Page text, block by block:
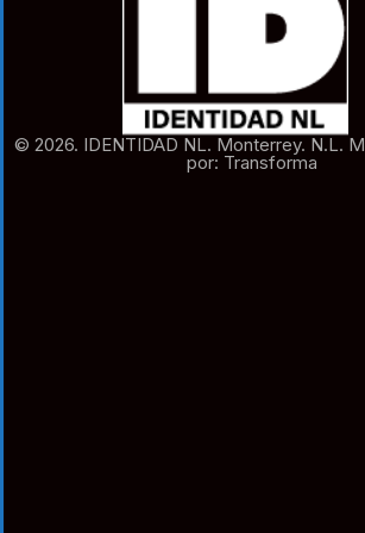
© 2026. IDENTIDAD NL. Monterrey. N.L.
por: Transforma